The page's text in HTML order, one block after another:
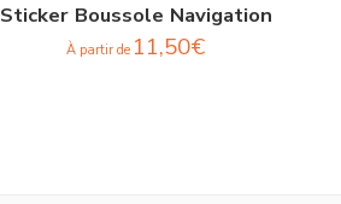
Sticker Boussole Navigation
À partir de 11,50€